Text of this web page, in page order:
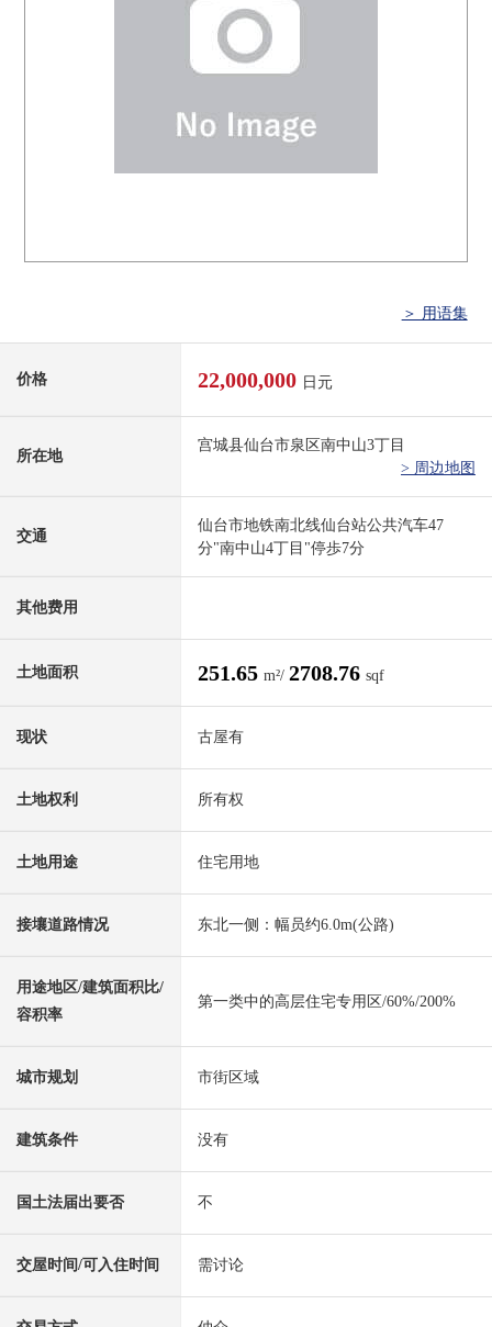
＞ 用语集
价格 22,000,000 日元
所在地
宫城县仙台市泉区南中山3丁目
> 周边地图
交通
仙台市地铁南北线仙台站公共汽车47
分"南中山4丁目"停歩7分
其他费用
土地面积 251.65 m²/ 2708.76 sqf
现状 古屋有
土地权利 所有权
土地用途 住宅用地
接壤道路情况 东北一侧：幅员约6.0m(公路)
用途地区/建筑面积比/
容积率
第一类中的高层住宅专用区/60%/200%
城市规划 市街区域
建筑条件 没有
国土法届出要否 不
交屋时间/可入住时间 需讨论